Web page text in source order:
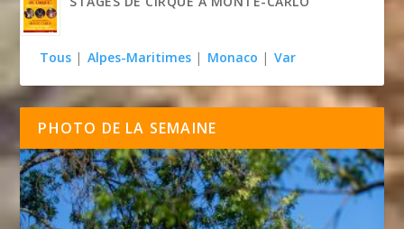
Tous | Alpes-Maritimes | Monaco | Var
PHOTO DE LA SEMAINE